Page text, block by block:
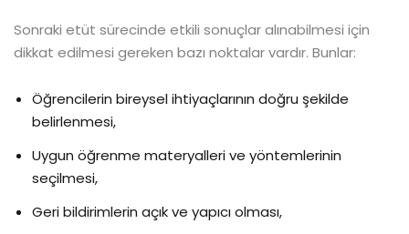
Sonraki etüt sürecinde etkili sonuçlar alınabilmesi için
dikkat edilmesi gereken bazı noktalar vardır. Bunlar:
Öğrencilerin bireysel ihtiyaçlarının doğru şekilde
belirlenmesi,
Uygun öğrenme materyalleri ve yöntemlerinin
seçilmesi,
Geri bildirimlerin açık ve yapıcı olması,